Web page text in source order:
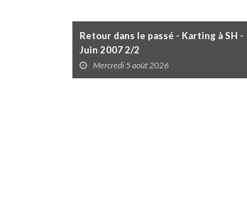
Retour dans le passé - Karting à SH -
Juin 2007 2/2
Mercredi 5 août 2026